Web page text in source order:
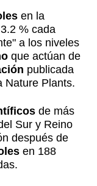
en la
% cada
a los niveles
que actúan de
publicada
Nature Plants.
de más
Sur y Reino
después de
en 188